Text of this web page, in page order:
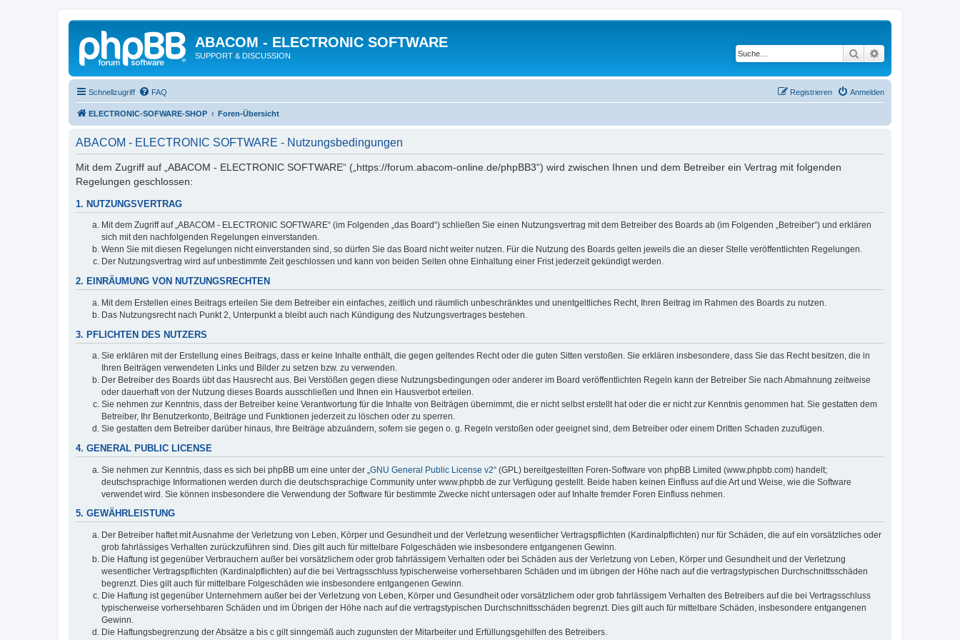
ABACOM - ELECTRONIC SOFTWARE
SUPPORT & DISCUSSION Suche
Schnellzugriff FAQ Anmelden
Registrieren
ELECTRONIC-SOFWARE-SHOP Foren-Übersicht
ABACOM - ELECTRONIC SOFTWARE - Nutzungsbedingungen
Mit dem Zugriff auf „ABACOM - ELECTRONIC SOFTWARE“ („https://forum.abacom-online.de/phpBB3“) wird zwischen Ihnen und dem Betreiber ein Vertrag mit folgenden
Regelungen geschlossen:
1. NUTZUNGSVERTRAG
Mit dem Zugriff auf „ABACOM - ELECTRONIC SOFTWARE“ (im Folgenden „das Board“) schließen Sie einen Nutzungsvertrag mit dem Betreiber des Boards ab (im Folgenden „Betreiber“) und erklären
sich mit den nachfolgenden Regelungen einverstanden.
Wenn Sie mit diesen Regelungen nicht einverstanden sind, so dürfen Sie das Board nicht weiter nutzen. Für die Nutzung des Boards gelten jeweils die an dieser Stelle veröffentlichten Regelungen.
Der Nutzungsvertrag wird auf unbestimmte Zeit geschlossen und kann von beiden Seiten ohne Einhaltung einer Frist jederzeit gekündigt werden.
2. EINRÄUMUNG VON NUTZUNGSRECHTEN
Mit dem Erstellen eines Beitrags erteilen Sie dem Betreiber ein einfaches, zeitlich und räumlich unbeschränktes und unentgeltliches Recht, Ihren Beitrag im Rahmen des Boards zu nutzen.
Das Nutzungsrecht nach Punkt 2, Unterpunkt a bleibt auch nach Kündigung des Nutzungsvertrages bestehen.
3. PFLICHTEN DES NUTZERS
Sie erklären mit der Erstellung eines Beitrags, dass er keine Inhalte enthält, die gegen geltendes Recht oder die guten Sitten verstoßen. Sie erklären insbesondere, dass Sie das Recht besitzen, die in
Ihren Beiträgen verwendeten Links und Bilder zu setzen bzw. zu verwenden.
Der Betreiber des Boards übt das Hausrecht aus. Bei Verstößen gegen diese Nutzungsbedingungen oder anderer im Board veröffentlichten Regeln kann der Betreiber Sie nach Abmahnung zeitweise
oder dauerhaft von der Nutzung dieses Boards ausschließen und Ihnen ein Hausverbot erteilen.
Sie nehmen zur Kenntnis, dass der Betreiber keine Verantwortung für die Inhalte von Beiträgen übernimmt, die er nicht selbst erstellt hat oder die er nicht zur Kenntnis genommen hat. Sie gestatten dem
Betreiber, Ihr Benutzerkonto, Beiträge und Funktionen jederzeit zu löschen oder zu sperren.
Sie gestatten dem Betreiber darüber hinaus, Ihre Beiträge abzuändern, sofern sie gegen o. g. Regeln verstoßen oder geeignet sind, dem Betreiber oder einem Dritten Schaden zuzufügen.
4. GENERAL PUBLIC LICENSE
Sie nehmen zur Kenntnis, dass es sich bei phpBB um eine unter der „ GNU General Public License v2“ (GPL) bereitgestellten Foren-Software von phpBB Limited (www.phpbb.com) handelt;
deutschsprachige Informationen werden durch die deutschsprachige Community unter www.phpbb.de zur Verfügung gestellt. Beide haben keinen Einfluss auf die Art und Weise, wie die Software
verwendet wird. Sie können insbesondere die Verwendung der Software für bestimmte Zwecke nicht untersagen oder auf Inhalte fremder Foren Einfluss nehmen.
5. GEWÄHRLEISTUNG
Der Betreiber haftet mit Ausnahme der Verletzung von Leben, Körper und Gesundheit und der Verletzung wesentlicher Vertragspflichten (Kardinalpflichten) nur für Schäden, die auf ein vorsätzliches oder
grob fahrlässiges Verhalten zurückzuführen sind. Dies gilt auch für mittelbare Folgeschäden wie insbesondere entgangenen Gewinn.
Die Haftung ist gegenüber Verbrauchern außer bei vorsätzlichem oder grob fahrlässigem Verhalten oder bei Schäden aus der Verletzung von Leben, Körper und Gesundheit und der Verletzung
wesentlicher Vertragspflichten (Kardinalpflichten) auf die bei Vertragsschluss typischerweise vorhersehbaren Schäden und im übrigen der Höhe nach auf die vertragstypischen Durchschnittsschäden
begrenzt. Dies gilt auch für mittelbare Folgeschäden wie insbesondere entgangenen Gewinn.
Die Haftung ist gegenüber Unternehmern außer bei der Verletzung von Leben, Körper und Gesundheit oder vorsätzlichem oder grob fahrlässigem Verhalten des Betreibers auf die bei Vertragsschluss
typischerweise vorhersehbaren Schäden und im Übrigen der Höhe nach auf die vertragstypischen Durchschnittsschäden begrenzt. Dies gilt auch für mittelbare Schäden, insbesondere entgangenen
Gewinn.
Die Haftungsbegrenzung der Absätze a bis c gilt sinngemäß auch zugunsten der Mitarbeiter und Erfüllungsgehilfen des Betreibers.